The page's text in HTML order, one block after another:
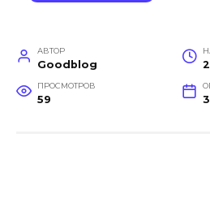
АВТОР
Goodblog
ПРОСМОТРОВ
59